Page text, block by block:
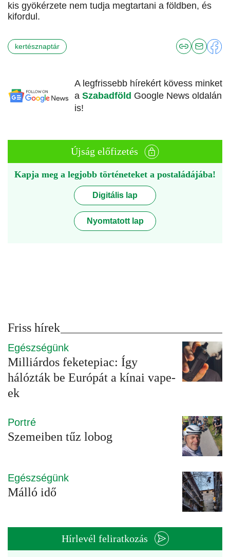
kis gyökérzete nem tudja megtartani a földben, és
kifordul.
kertésznaptár
A legfrissebb hírekért kövess minket
a Szabadföld Google News oldalán
is!
Újság előfizetés
Kapja meg a legjobb történeteket a postaládájába!
Digitális lap
Nyomtatott lap
Friss hírek
Egészségünk
Milliárdos feketepiac: Így
hálózták be Európát a kínai vape-
ek
Portré
Szemeiben tűz lobog
Egészségünk
Málló idő
Hírlevél feliratkozás